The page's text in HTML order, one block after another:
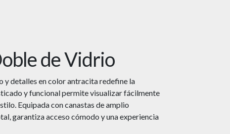
de Vidrio
y detalles en color antracita redefine la
y funcional permite visualizar fácilmente
Equipada con canastas de amplio
garantiza acceso cómodo y una experiencia